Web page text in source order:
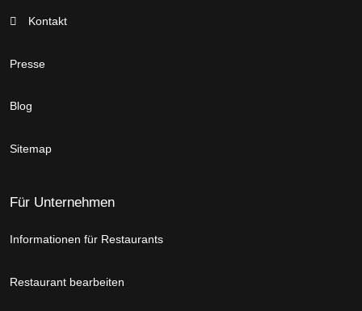
Kontakt
Presse
Blog
Sitemap
Für Unternehmen
Informationen für Restaurants
Restaurant bearbeiten